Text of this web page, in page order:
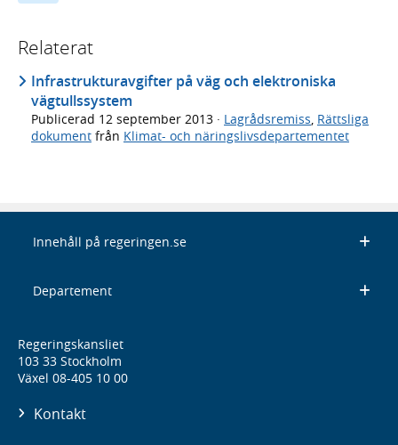
Relaterat
Infrastrukturavgifter på väg och elektroniska
vägtullssystem
Publicerad 12 september 2013 · Lagrådsremiss, Rättsliga
dokument från Klimat- och näringslivsdepartementet
Innehåll på regeringen.se
Departement
Regeringskansliet
103 33 Stockholm
Växel 08-405 10 00
Kontakt